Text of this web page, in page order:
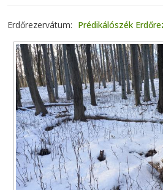
Erdőrezervátum Prédikálószék